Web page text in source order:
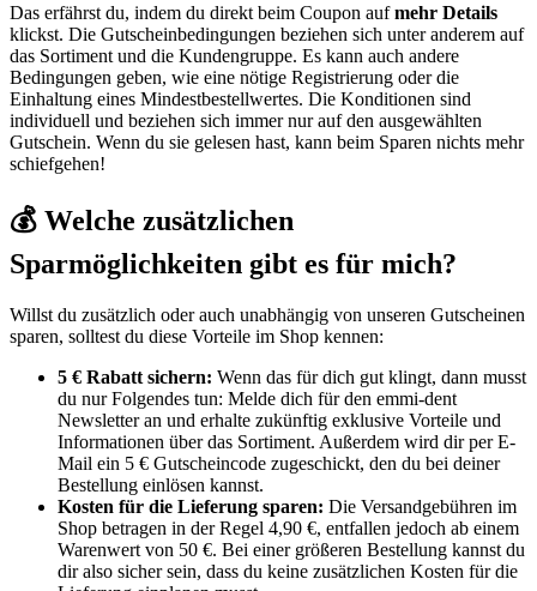
Das erfährst du, indem du direkt beim Coupon aufmehr Details
klickst. Die Gutscheinbedingungen beziehen sich unter anderem auf
das Sortiment und die Kundengruppe. Es kann auch andere
Bedingungen geben, wie eine nötige Registrierung oder die
Einhaltung eines Mindestbestellwertes. Die Konditionen sind
individuell und beziehen sich immer nur auf den ausgewählten
Gutschein. Wenn du sie gelesen hast, kann beim Sparen nichts mehr
schiefgehen!
💰 Welche zusätzlichen
Sparmöglichkeiten gibt es für mich?
Willst du zusätzlich oder auch unabhängig von unseren Gutscheinen
sparen, solltest du diese Vorteile im Shop kennen:
5 € Rabatt sichern: Wenn das für dich gut klingt, dann musst
du nur Folgendes tun: Melde dich für den emmi-dent
Newsletter an und erhalte zukünftig exklusive Vorteile und
Informationen über das Sortiment. Außerdem wird dir per E-
Mail ein 5 € Gutscheincode zugeschickt, den du bei deiner
Bestellung einlösen kannst.
Kosten für die Lieferung sparen: Die Versandgebühren im
Shop betragen in der Regel 4,90 €, entfallen jedoch ab einem
Warenwert von 50 €. Bei einer größeren Bestellung kannst du
dir also sicher sein, dass du keine zusätzlichen Kosten für die